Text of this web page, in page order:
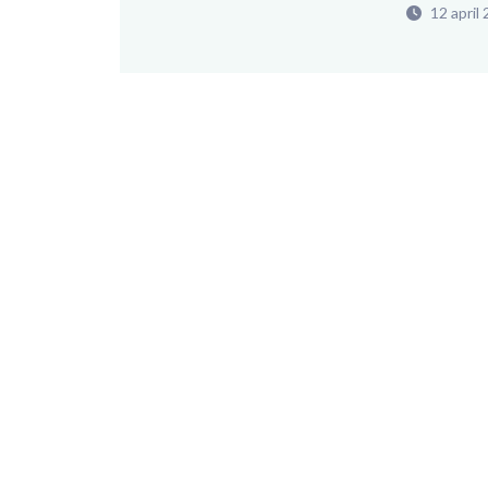
12 april